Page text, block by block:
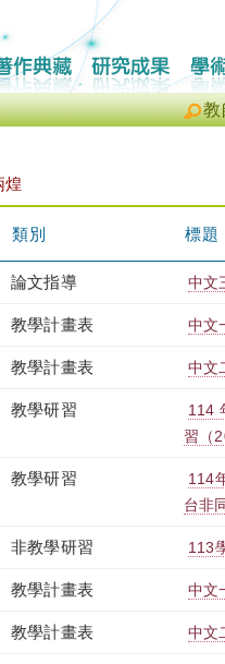
教
煌
類別 標題
論文指導 中文
教學計畫表 中文
教學計畫表 中文
教學研習
114
習（
教學研習
114
台非
非教學研習 113
教學計畫表 中文
教學計畫表 中文